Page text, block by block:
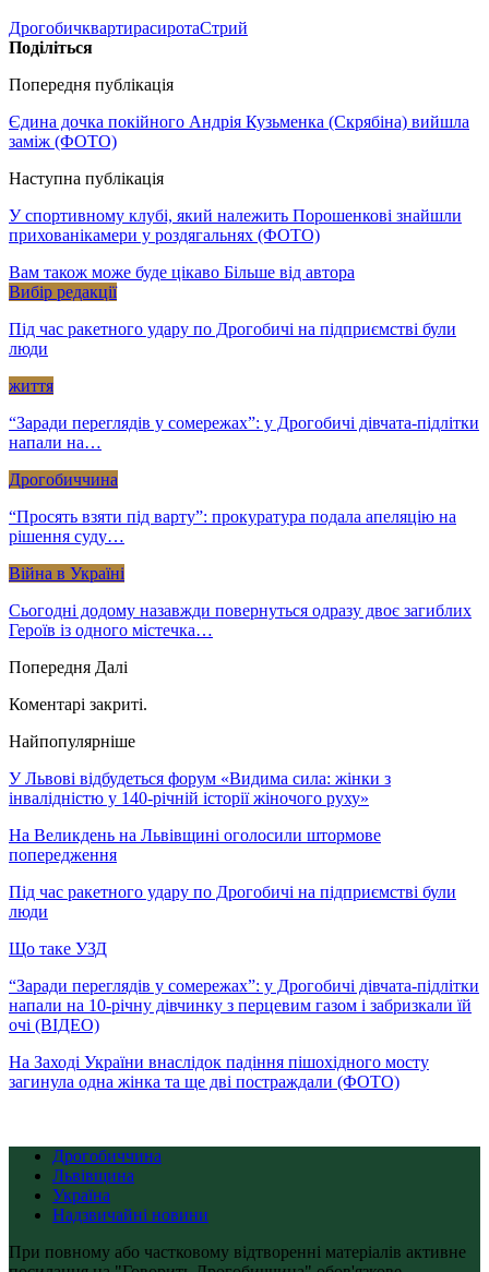
ДрогобичквартирасиротаСтрий
Поділіться
Попередня публікація
Єдина дочка покійного Андрія Кузьменка (Скрябіна) вийшла
заміж (ФОТО)
Наступна публікація
У спортивному клубі, який належить Порошенкові знайшли
прихованікамери у роздягальнях (ФОТО)
Вам також може буде цікаво Більше від автора
Вибір редакції
Під час ракетного удару по Дрогобичі на підприємстві були
люди
життя
“Заради переглядів у сомережах”: у Дрогобичі дівчата-підлітки
напали на…
Дрогобиччина
“Просять взяти під варту”: прокуратура подала апеляцію на
рішення суду…
Війна в Україні
Сьогодні додому назавжди повернуться одразу двоє загиблих
Героїв із одного містечка…
Попередня Далі
Коментарі закриті.
Найпопулярніше
У Львові відбудеться форум «Видима сила: жінки з
інвалідністю у 140-річній історії жіночого руху»
На Великдень на Львівщині оголосили штормове
попередження
Під час ракетного удару по Дрогобичі на підприємстві були
люди
Що таке УЗД
“Заради переглядів у сомережах”: у Дрогобичі дівчата-підлітки
напали на 10-річну дівчинку з перцевим газом і забризкали їй
очі (ВІДЕО)
На Заході України внаслідок падіння пішохідного мосту
загинула одна жінка та ще дві постраждали (ФОТО)
Дрогобиччина
Львівщина
Україна
Надзвичайні новини
При повному або частковому відтворенні матеріалів активне